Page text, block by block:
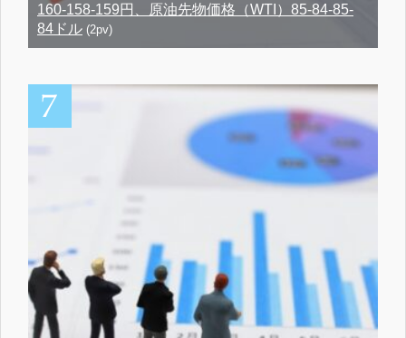
160-158-159円、原油先物価格（WTI）85-84-85-
84ドル (2pv)